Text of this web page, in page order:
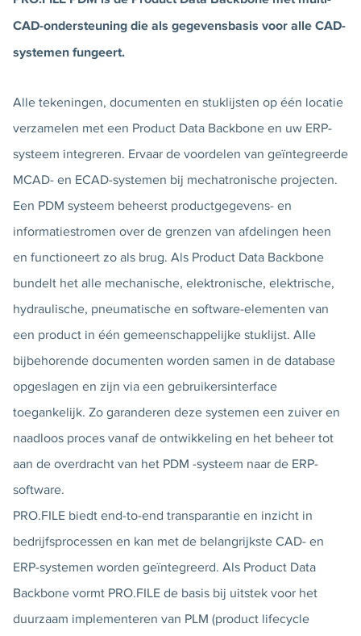
CAD-ondersteuning die als gegevensbasis voor alle CAD-
systemen fungeert.
Alle tekeningen, documenten en stuklijsten op één locatie
verzamelen met een Product Data Backbone en uw ERP-
systeem integreren. Ervaar de voordelen van geïntegreerde
MCAD- en ECAD-systemen bij mechatronische projecten.
Een PDM systeem beheerst productgegevens- en
informatiestromen over de grenzen van afdelingen heen
en functioneert zo als brug. Als Product Data Backbone
bundelt het alle mechanische, elektronische, elektrische,
hydraulische, pneumatische en software-elementen van
een product in één gemeenschappelijke stuklijst. Alle
bijbehorende documenten worden samen in de database
opgeslagen en zijn via een gebruikersinterface
toegankelijk. Zo garanderen deze systemen een zuiver en
naadloos proces vanaf de ontwikkeling en het beheer tot
aan de overdracht van het PDM -systeem naar de ERP-
software.
PRO.FILE biedt end-to-end transparantie en inzicht in
bedrijfsprocessen en kan met de belangrijkste CAD- en
ERP-systemen worden geïntegreerd. Als Product Data
Backbone vormt PRO.FILE de basis bij uitstek voor het
duurzaam implementeren van PLM (product lifecycle